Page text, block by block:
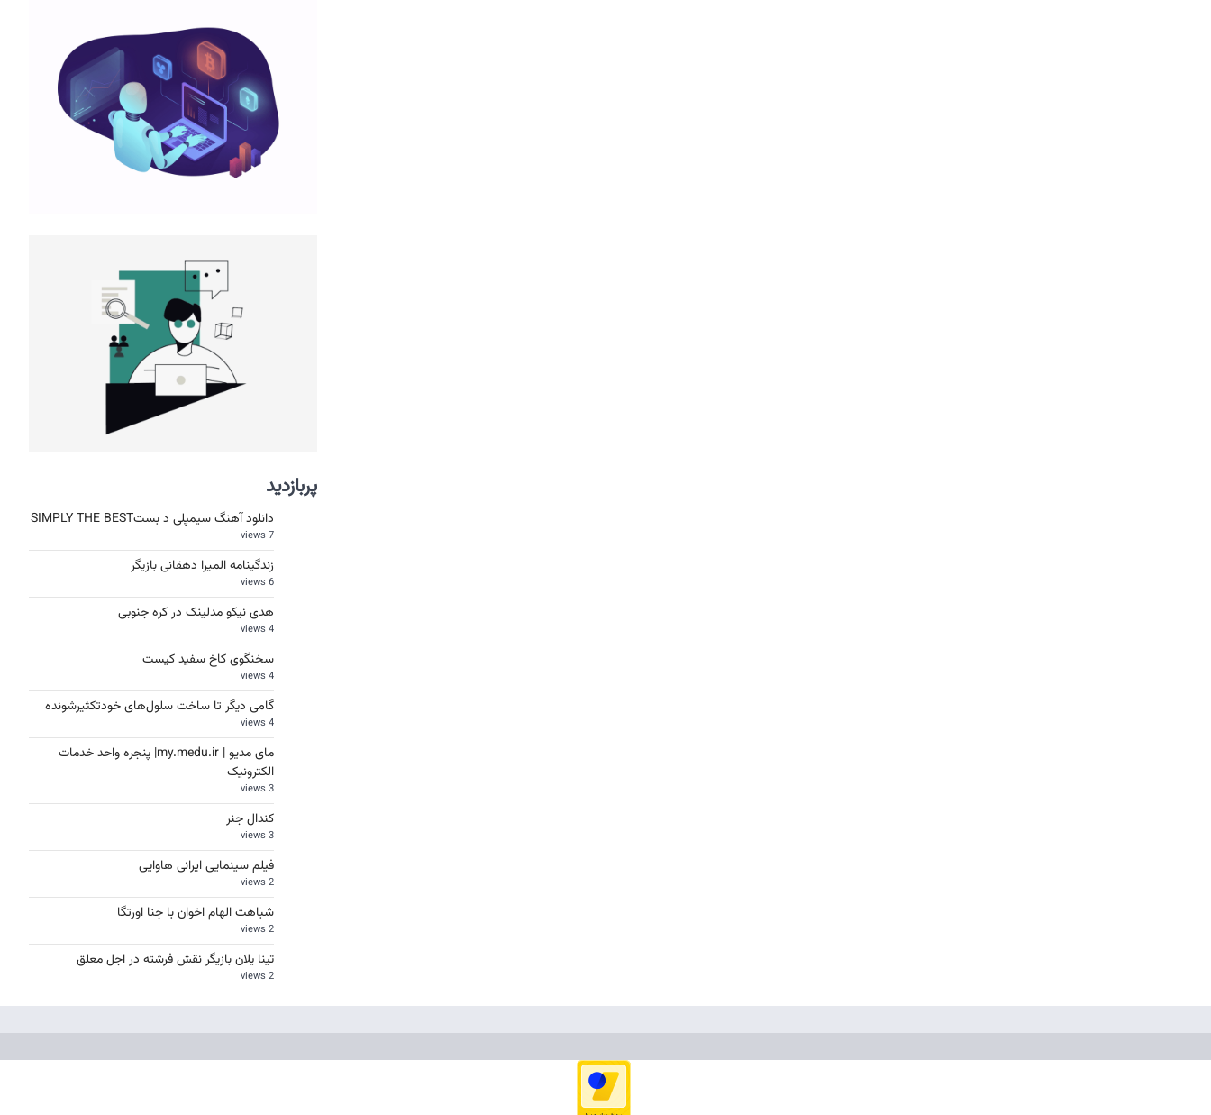
پربازدید
دانلود آهنگ سیمپلی د بستSIMPLY THE BEST
7 views
زندگینامه المیرا دهقانی بازیگر
6 views
هدی نیکو مدلینک در کره جنوبی
4 views
سخنگوی کاخ سفید کیست
4 views
گامی دیگر تا ساخت سلول‌های خودتکثیرشونده
4 views
مای مدیو | my.medu.ir| پنجره واحد خدمات
الکترونیک
3 views
کندال جنر
3 views
فیلم سینمایی ایرانی هاوایی
2 views
شباهت الهام اخوان با جنا اورتگا
2 views
تینا یلان بازیگر نقش فرشته در اجل معلق
2 views